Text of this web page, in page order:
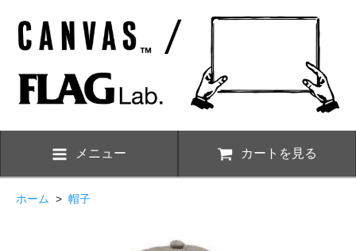
メニュー カートを見る
ホーム > 帽子